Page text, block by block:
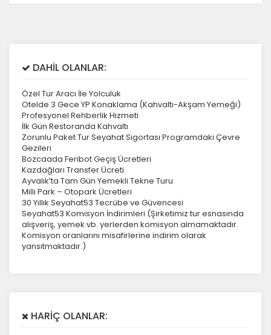
DAHİL OLANLAR:
Özel Tur Aracı İle Yolculuk
Otelde 3 Gece YP Konaklama (Kahvaltı-Akşam Yemeği)
Profesyonel Rehberlik Hizmeti
İlk Gün Restoranda Kahvaltı
Zorunlu Paket Tur Seyahat Sigortası Programdaki Çevre
Gezileri
Bozcaada Feribot Geçiş Ücretleri
Kazdağları Transfer Ücreti
Ayvalık’ta Tam Gün Yemekli Tekne Turu
Milli Park – Otopark Ücretleri
30 Yıllık Seyahat53 Tecrübe ve Güvencesi
Seyahat53 Komisyon İndirimleri (Şirketimiz tur esnasında
alışveriş, yemek vb. yerlerden komisyon almamaktadır.
Komisyon oranlarını misafirlerine indirim olarak
yansıtmaktadır.)
HARİÇ OLANLAR: